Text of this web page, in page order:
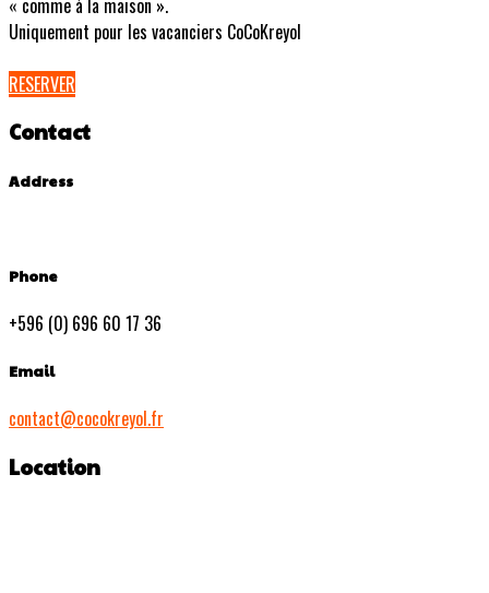
Uniquement pour les vacanciers CoCoKreyol
RESERVER
Contact
Address
Phone
+596 (0) 696 60 17 36
Email
contact@cocokreyol.fr
Location